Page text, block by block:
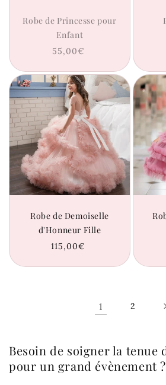
Robe de Princesse pour
Enfant
Prix
55,00€
Robe de Demoiselle
d'Honneur Fille
Prix
115,00€
1 2
Besoin de soigner la tenue
pour un grand évènement ?